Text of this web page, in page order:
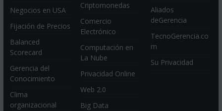
Negocios en USA
Fijación de Precios
Balanced
Scorecard
Gerencia del
Conocimiento
Clima
organizacional
Criptomonedas
Comercio
Electrónico
Computación en
La Nube
Privacidad Online
Web 2.0
Big Data
Aliados
deGerencia
TecnoGerencia.co
m
Su Privacidad